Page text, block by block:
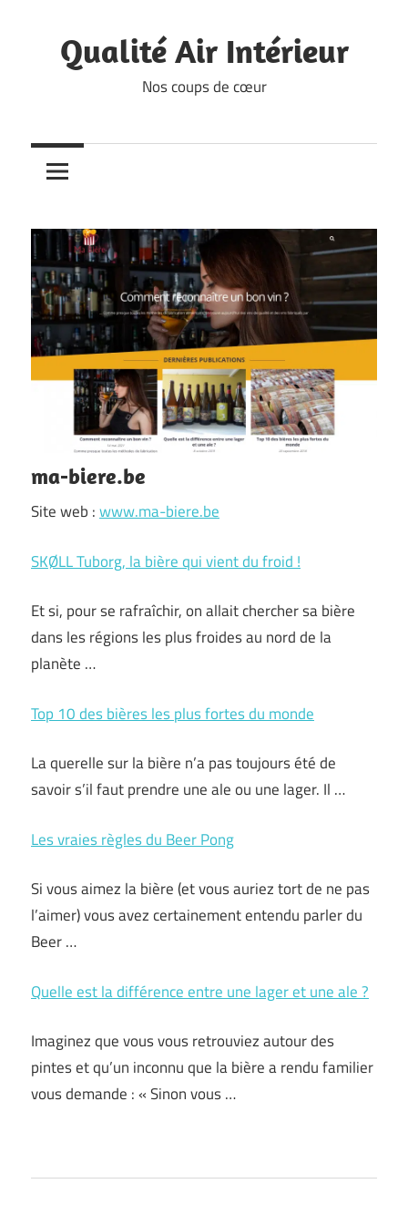
contentQualité Air Intérieur
Nos coups de cœur
ma-biere.be
Site web :www.ma-biere.be
SKØLL Tuborg, la bière qui vient du froid !
Et si, pour se rafraîchir, on allait chercher sa bière
dans les régions les plus froides au nord de la
planète …
Top 10 des bières les plus fortes du monde
La querelle sur la bière n’a pas toujours été de
savoir s’il faut prendre une ale ou une lager. Il …
Les vraies règles du Beer Pong
Si vous aimez la bière (et vous auriez tort de ne pas
l’aimer) vous avez certainement entendu parler du
Beer …
Quelle est la différence entre une lager et une ale ?
Imaginez que vous vous retrouviez autour des
pintes et qu’un inconnu que la bière a rendu familier
vous demande : « Sinon vous …